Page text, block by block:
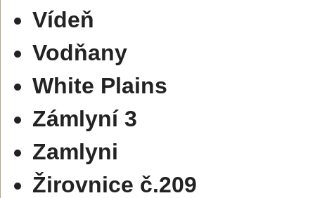
Vídeň
Vodňany
White Plains
Zámlyní 3
Zamlyni
Žirovnice č.209